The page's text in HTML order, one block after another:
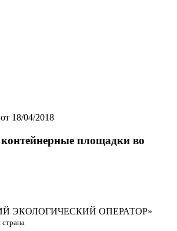
czn/index
18/04/2018
контейнерные площадки во
ЭКОЛОГИЧЕСКИЙ ОПЕРАТОР»